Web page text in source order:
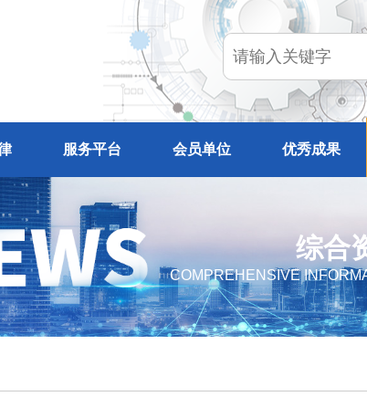
服务平台 会员单位 优秀成果
综合
COMPREHENSIVE